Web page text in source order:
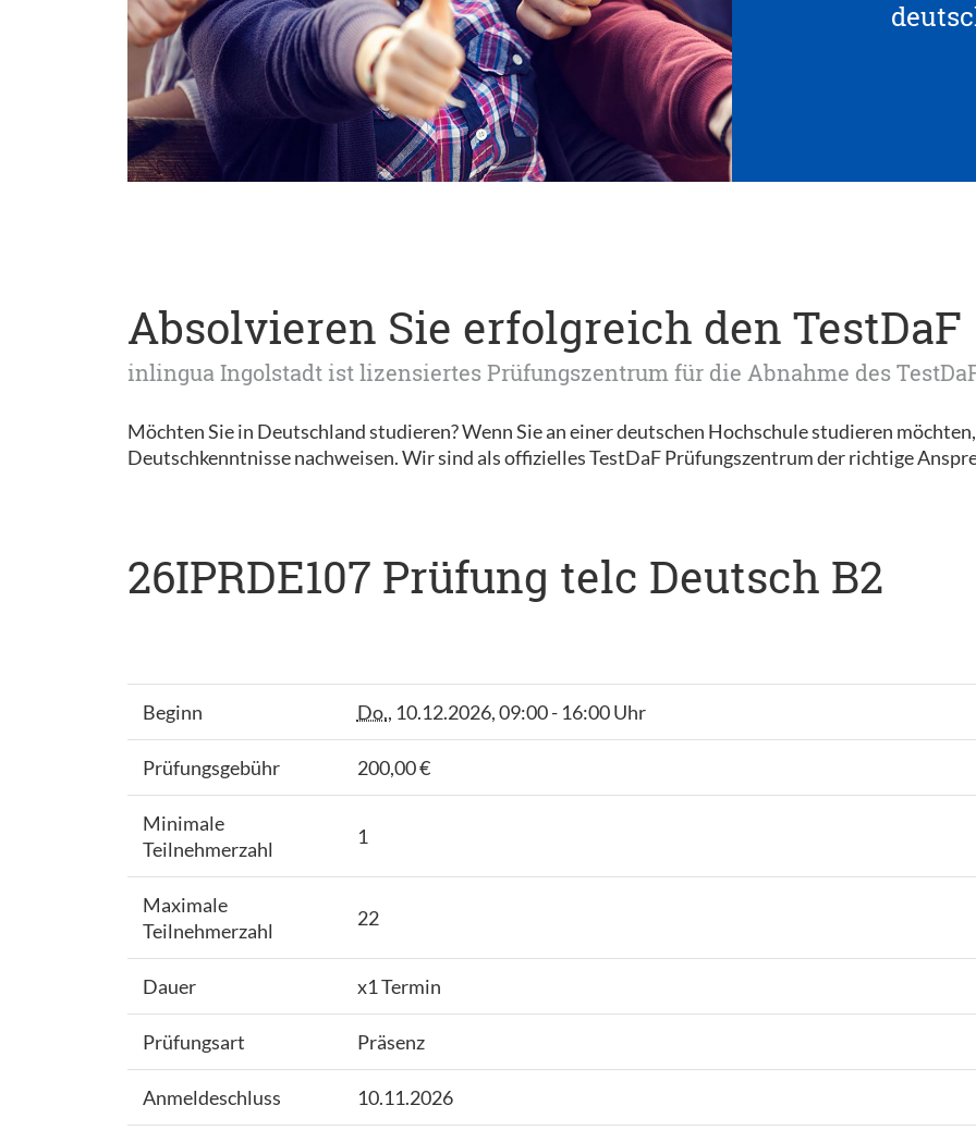
Absolvieren Sie erfolgreich den TestDaF
inlingua Ingolstadt ist lizensiertes Prüfungszentrum für die Abnahme des
Möchten Sie in Deutschland studieren? Wenn Sie an einer deutschen Hochschule studieren
Deutschkenntnisse nachweisen. Wir sind als offizielles TestDaF Prüfungszentrum der richtige
26IPRDE107 Prüfung telc Deutsch B2
Beginn Do., 10.12.2026, 09:00 - 16:00 Uhr
Prüfungsgebühr 200,00 €
Minimale
Teilnehmerzahl
1
Maximale
Teilnehmerzahl
22
Dauer x1 Termin
Prüfungsart Präsenz
Anmeldeschluss 10.11.2026